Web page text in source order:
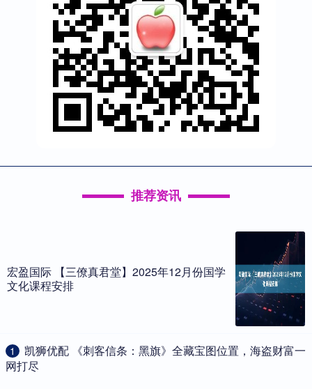
推荐资讯
宏盈国际 【三僚真君堂】2025年12月份国学
文化课程安排
1
​凯狮优配 《刺客信条：黑旗》全藏宝图位置，海盗财富一
网打尽